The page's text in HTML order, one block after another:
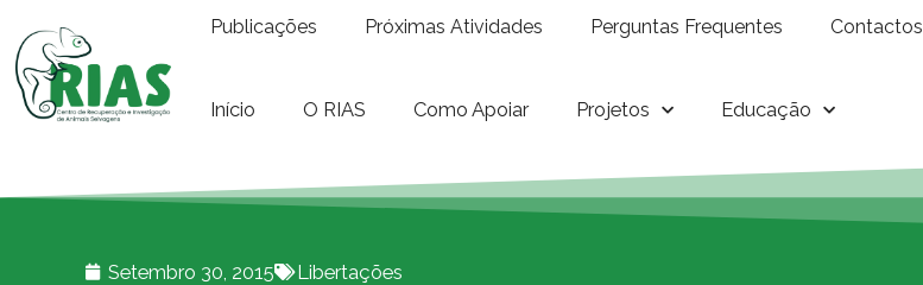
Publicações Próximas Atividades Perguntas Frequentes Contactos
Início O RIAS Como Apoiar Projetos Educação
Setembro 30, 2015 Libertações